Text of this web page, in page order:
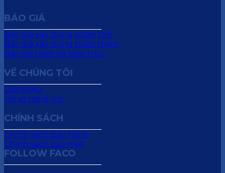
BÁO GIÁ
Báo giá xây dựng phần thô
Báo giá xây dựng hoàn thiện
Báo giá thiết kế kiến trúc
VỀ CHÚNG TÔI
Giới thiệu
Hồ sơ năng lực
CHÍNH SÁCH
Chính sách bảo hành
Chính sách bảo mật
FOLLOW FACO